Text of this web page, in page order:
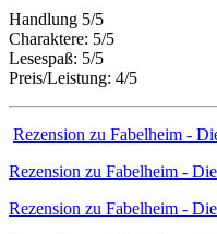
Handlung 5/5
Charaktere: 5/5
Lesespaß: 5/5
Preis/Leistung: 4/5
Rezension zu Fabelheim -
Rezension zu Fabelheim -
Rezension zu Fabelheim -